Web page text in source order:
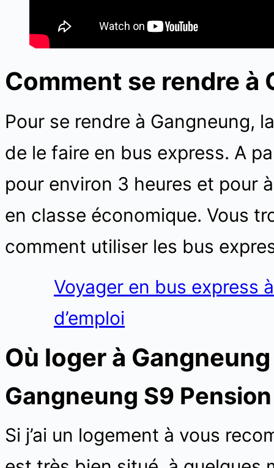
Comment se rendre à
Pour se rendre à Gangneung,
de le faire en bus express. A
pour environ 3 heures et pour
en classe économique. Vous
comment utiliser les bus
Voyager en bus express
d’emploi
Où loger à
Gangneung S9 Pension
Si j’ai un logement à vous